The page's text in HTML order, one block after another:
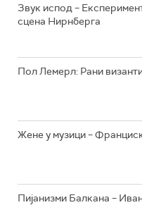
Звук испод –
сцена Нирнберга
Пол Лемерл: Рани
Жене у музици –
Пијанизми Балкана –